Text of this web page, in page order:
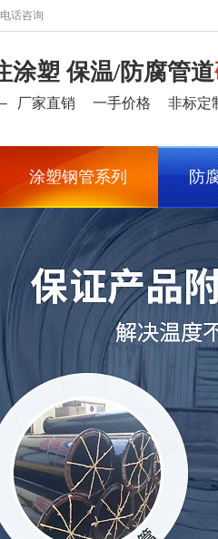
话咨询
涂塑 保温/防腐管道
厂家直销 一手价格 非标定
涂塑钢管系列 防
热力管道工程
消防管道工程